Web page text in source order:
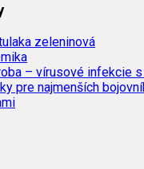
zeleninová
– vírusové infekcie
pre najmenších